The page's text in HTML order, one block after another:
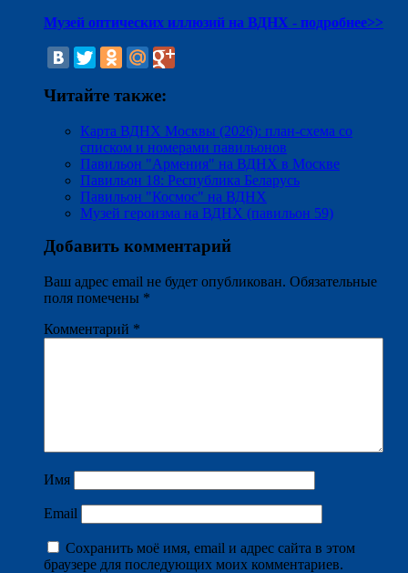
Музей оптических иллюзий на ВДНХ - подробнее>>
Читайте также:
Карта ВДНХ Москвы (2026): план-схема со
списком и номерами павильонов
Павильон "Армения" на ВДНХ в Москве
Павильон 18: Республика Беларусь
Павильон "Космос" на ВДНХ
Музей героизма на ВДНХ (павильон 59)
Добавить комментарий
Ваш адрес email не будет опубликован. Обязательные
поля помечены *
Комментарий *
Имя
Email
Сохранить моё имя, email и адрес сайта в этом
браузере для последующих моих комментариев.